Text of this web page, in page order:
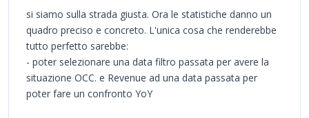
si siamo sulla strada giusta. Ora le statistiche danno un
quadro preciso e concreto. L'unica cosa che renderebbe
tutto perfetto sarebbe:
- poter selezionare una data filtro passata per avere la
situazione OCC. e Revenue ad una data passata per
poter fare un confronto YoY